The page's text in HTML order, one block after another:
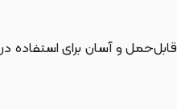
قابل‌حمل و آسان برای استفاده در